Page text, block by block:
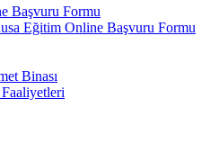
Başvuru Formu
Eğitim Online Başvuru Formu
Binası